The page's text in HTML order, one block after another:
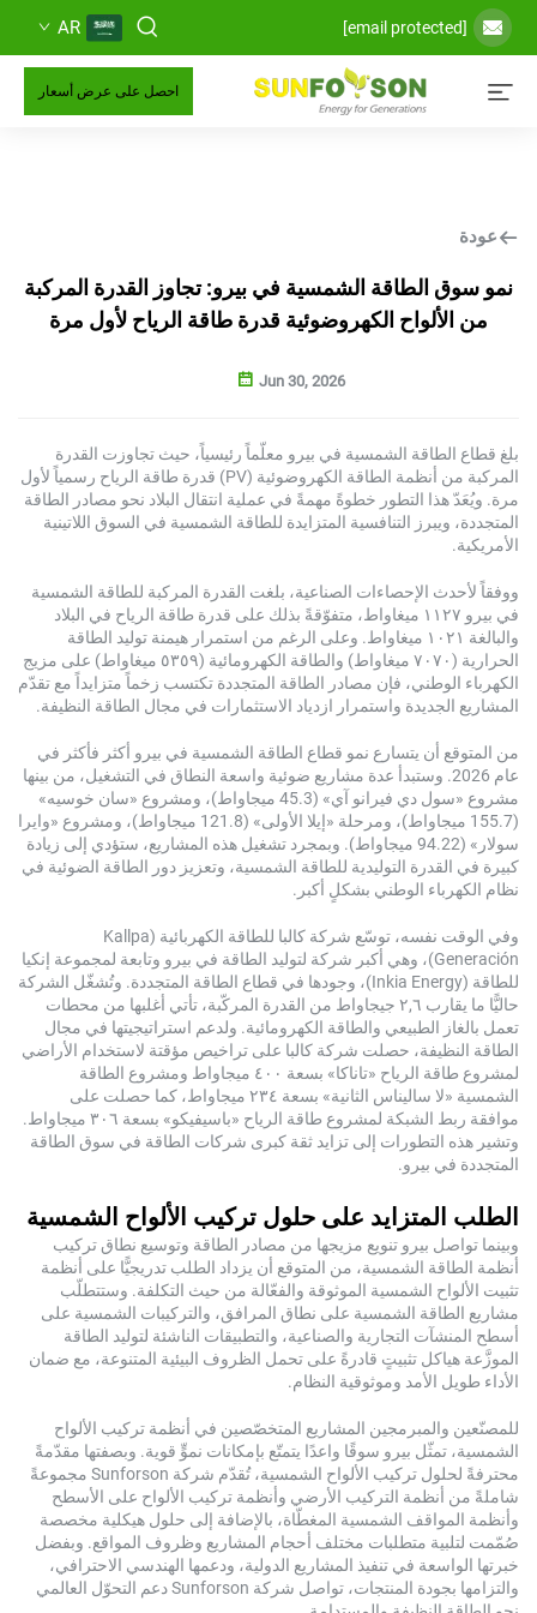
AR
احصل على عرض أسعار
الطاقة الشمسية في بيرو: تجاوز القدرة المركبة
الكهروضوئية قدرة طاقة الرياح لأول مرة
Jun 30, 2026
الشمسية في بيرو معلّماً رئيسياً، حيث تجاوزت القدرة
المركبة من أنظمة الطاقة الكهروضوئية (PV) قدرة طاقة الرياح رسمياً لأول
التطور خطوةً مهمةً في عملية انتقال البلاد نحو مصادر الطاقة
التنافسية المتزايدة للطاقة الشمسية في السوق اللاتينية
الإحصاءات الصناعية، بلغت القدرة المركبة للطاقة الشمسية
في بيرو ١١٢٧ ميغاواط، متفوّقةً بذلك على قدرة طاقة الرياح في البلاد
والبالغة ١٠٢١ ميغاواط. وعلى الرغم من استمرار هيمنة توليد الطاقة
الحرارية (٧٠٧٠ ميغاواط) والطاقة الكهرومائية (٥٣٥٩ ميغاواط) على مزيج
فإن مصادر الطاقة المتجددة تكتسب زخماً متزايداً مع تقدّم
واستمرار ازدياد الاستثمارات في مجال الطاقة النظيفة.
أن يتسارع نمو قطاع الطاقة الشمسية في بيرو أكثر فأكثر في
2026. وستبدأ عدة مشاريع ضوئية واسعة النطاق في التشغيل، من بينها
مشروع «سول دي فيرانو آي» (45.3 ميجاواط)، ومشروع «سان خوسيه»
(155.7 ميجاواط)، ومرحلة «إيلا الأولى» (121.8 ميجاواط)، ومشروع «وايرا
سولار» (94.22 ميجاواط). وبمجرد تشغيل هذه المشاريع، ستؤدي إلى زيادة
التوليدية للطاقة الشمسية، وتعزيز دور الطاقة الضوئية في
الوطني بشكلٍ أكبر.
وفي الوقت نفسه، توسّع شركة كالبا للطاقة الكهربائية (Kallpa
Generación)، وهي أكبر شركة لتوليد الطاقة في بيرو وتابعة لمجموعة إنكيا
للطاقة (Inkia Energy)، وجودها في قطاع الطاقة المتجددة. وتُشغّل الشركة
حاليًّا ما يقارب ٢,٦ جيجاواط من القدرة المركّبة، تأتي أغلبها من محطات
الطبيعي والطاقة الكهرومائية. ولدعم استراتيجيتها في مجال
حصلت شركة كالبا على تراخيص مؤقتة لاستخدام الأراضي
لمشروع طاقة الرياح «تاناكا» بسعة ٤٠٠ ميجاواط ومشروع الطاقة
الشمسية «لا ساليناس الثانية» بسعة ٢٣٤ ميجاواط، كما حصلت على
موافقة ربط الشبكة لمشروع طاقة الرياح «باسيفيكو» بسعة ٣٠٦ ميجاواط.
التطورات إلى تزايد ثقة كبرى شركات الطاقة في سوق الطاقة
بيرو.
على حلول تركيب الألواح الشمسية
بيرو تنويع مزيجها من مصادر الطاقة وتوسيع نطاق تركيب
الشمسية، من المتوقع أن يزداد الطلب تدريجيًّا على أنظمة
الشمسية الموثوقة والفعّالة من حيث التكلفة. وستتطلّب
الشمسية على نطاق المرافق، والتركيبات الشمسية على
التجارية والصناعية، والتطبيقات الناشئة لتوليد الطاقة
تثبيتٍ قادرةً على تحمل الظروف البيئية المتنوعة، مع ضمان
الأمد وموثوقية النظام.
المشاريع المتخصّصين في أنظمة تركيب الألواح
بيرو سوقًا واعدًا يتمتّع بإمكانات نموٍّ قوية. وبصفتها مقدّمةً
محترفةً لحلول تركيب الألواح الشمسية، تُقدّم شركة Sunforson مجموعةً
التركيب الأرضي وأنظمة تركيب الألواح على الأسطح
الشمسية المغطّاة، بالإضافة إلى حلول هيكلية مخصصة
متطلبات مختلف أحجام المشاريع وظروف المواقع. وبفضل
في تنفيذ المشاريع الدولية، ودعمها الهندسي الاحترافي،
والتزامها بجودة المنتجات، تواصل شركة Sunforson دعم التحوّل العالمي